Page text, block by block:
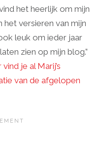
het heerlijk om mijn
versieren van mijn
leuk om ieder jaar
zien op mijn blog.”
vind je al Marij’s
van de afgelopen